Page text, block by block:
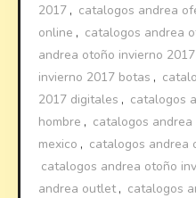
2017 , catalogos andrea
online , catalogos andrea
andrea otoño invierno 2017
invierno 2017 botas ,
2017 digitales , catalogos
hombre , catalogos
mexico , catalogos andrea
catalogos andrea otoño
andrea outlet, catalogos